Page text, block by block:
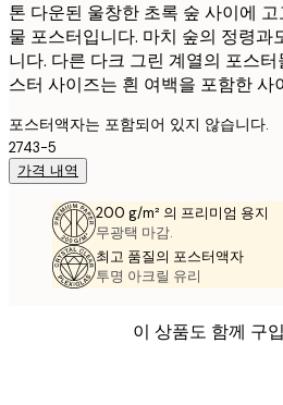
톤 다운된 울창한 초록 숲 사이에
물 포스터입니다. 마치 숲의 정령과
니다. 다른 다크 그린 계열의 포스
스터 사이즈는 흰 여백을 포함한 사
포스터액자는 포함되어 있지 않습니다.
2743-5
가격 내역
200 g/m² 의 프리미엄 용지
무광택 마감.
최고 품질의 포스터액자
투명 아크릴 유리
이 상품도 함께 구